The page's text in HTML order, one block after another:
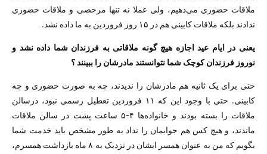
ملاقات حضوری می‌دهیم، ولی عملا نه تنها مرخصی و ملاقات حضوری
ندادند بلکه ملاقات کابینی هم در ۱۵ روز فروردین به ما داده نشد.
یعنی در ایام عید اجازه هیچ گونه ملاقاتی به فرزندان شما داده نشد و
نوروز فرزندان کوچک شما نتوانستند مادرشان را ببینند ؟
حتی برای یک ثانیه هم مادرشان را ندیدند، چه به صورت حضوری و چه
کابینی. حتی با وجود این که ۱۱ فروردین تعطیل رسمی نبود، درسالن
ملاقات را بسته بودند و خانواده‌ها ۴-۵ ساعت پشت در سالن ملاقات
ماندند، و هیچ کس هم جوابمان را نداد به طور مشخص باید خدمت شما
بگویم که من به عنوان همسر ایشان در نزدیک به ۸ ماه بازداشت همسرم،